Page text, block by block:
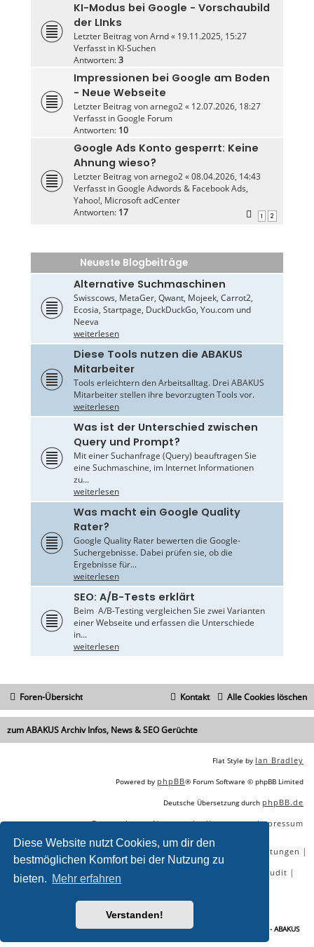
Diese Website nutzt Cookies, um dir den
bestmöglichen Komfort bei der Nutzung zu
bieten. Mehr erfahren
Verstanden!
KI-Modus bei Google - Vorschaubild
der LInks
Letzter Beitrag vonArnd« 19.11.2025, 15:27
Verfasst in KI-Suchen
Antworten:3
Impressionen bei Google am Boden
- Neue Webseite
Letzter Beitrag vonarnego2« 12.07.2026, 18:27
Verfasst inGoogle Forum
Antworten: 10
Google Ads Konto gesperrt: Keine
Ahnung wieso?
Letzter Beitrag vonarnego2«08.04.2026, 14:43
Verfasst inGoogle Adwords & Facebook Ads,
Yahoo!, Microsoft adCenter
Antworten: 17 1 2
Neueste Blogbeiträge
Alternative Suchmaschinen
Swisscows, MetaGer, Qwant, Mojeek, Carrot2,
Ecosia, Startpage, DuckDuckGo, You.com und
Neeva
weiterlesen
Diese Tools nutzen die ABAKUS
Mitarbeiter
Tools erleichtern den Arbeitsalltag. Drei ABAKUS
Mitarbeiter stellen ihre bevorzugten Tools vor.
weiterlesen
Was ist der Unterschied zwischen
Query und Prompt?
Mit einer Suchanfrage (Query) beauftragen Sie
eine Suchmaschine, im Internet Informationen
zu...
weiterlesen
Was macht ein Google Quality
Rater?
Google Quality Rater bewerten die Google-
Suchergebnisse. Dabei prüfen sie, ob die
Ergebnisse für...
weiterlesen
SEO: A/B-Tests erklärt
Beim A/B-Testing vergleichen Sie zwei Varianten
einer Webseite und erfassen die Unterschiede
in...
weiterlesen
Foren-Übersicht Alle Cookies löschen
Kontakt
zum ABAKUS Archiv Infos, News & SEO Gerüchte
Flat Style by Ian Bradley
Powered by phpBB® Forum Software © phpBB Limited
Deutsche Übersetzung durch phpBB.de
Datenschutz|Nutzungsbedingungen|Impressum
SEO Online Tools SEO Dienstleistungen |
SEO Workshops | SEO Beratung SEO Audit |
Google warnt vor Guestblogging zu SEO-Zwecken - Seite 5 - ABAKUS